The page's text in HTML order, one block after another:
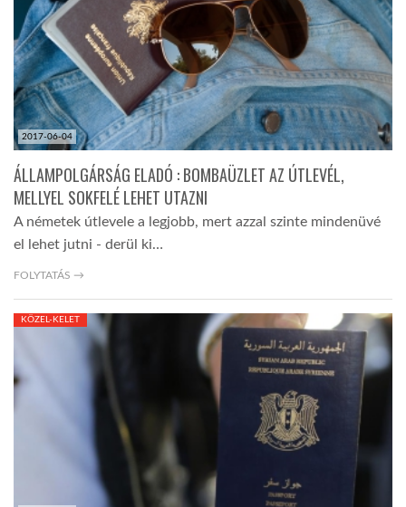
2017-06-04
ÁLLAMPOLGÁRSÁG ELADÓ : BOMBAÜZLET AZ ÚTLEVÉL,
MELLYEL SOKFELÉ LEHET UTAZNI
A németek útlevele a legjobb, mert azzal szinte mindenüvé
el lehet jutni - derül ki…
FOLYTATÁS →
KÖZEL-KELET